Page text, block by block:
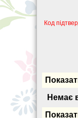
Код
Немає